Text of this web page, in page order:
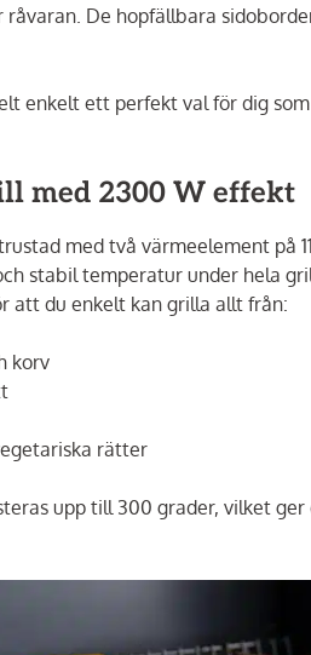
råvaran. De hopfällbara
enkelt ett perfekt val för dig
med 2300 W effekt
med två värmeelement på
stabil temperatur under hela
att du enkelt kan grilla allt från:
korv
rätter
upp till 300 grader, vilket